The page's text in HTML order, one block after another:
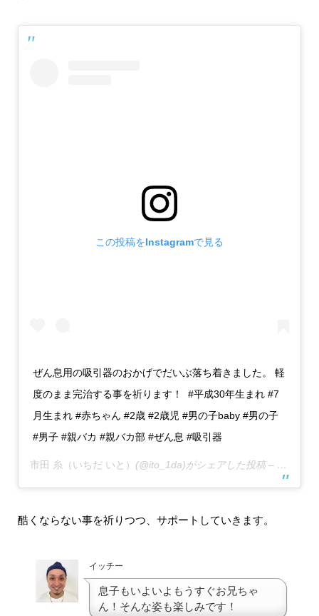
この投稿をInstagramで見る
ぜん息用の吸引器のおかげでだいぶ落ち着きました。 軽
度のまま完治する事を祈ります！ #平成30年生まれ #7
月生まれ #赤ちゃん #2歳 #2歳児 #男の子baby #男の子
#男子 #親バカ #親バカ部 #ぜん息 #吸引器
市田 糸（いちだ いと） (@ito_1da)がシェアした投稿 – 2020年
酷くならない事を祈りつつ、サポートしていきます。
イッチー
息子もいよいよもうすぐお兄ちゃ
ん！そんな姿も楽しみです！